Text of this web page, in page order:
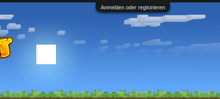
Anmelden oder registrieren